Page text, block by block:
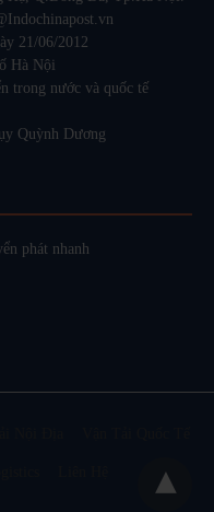
21/06/2012
Hà Nội
trong nước và quốc tế
Quỳnh Dương
phát nhanh